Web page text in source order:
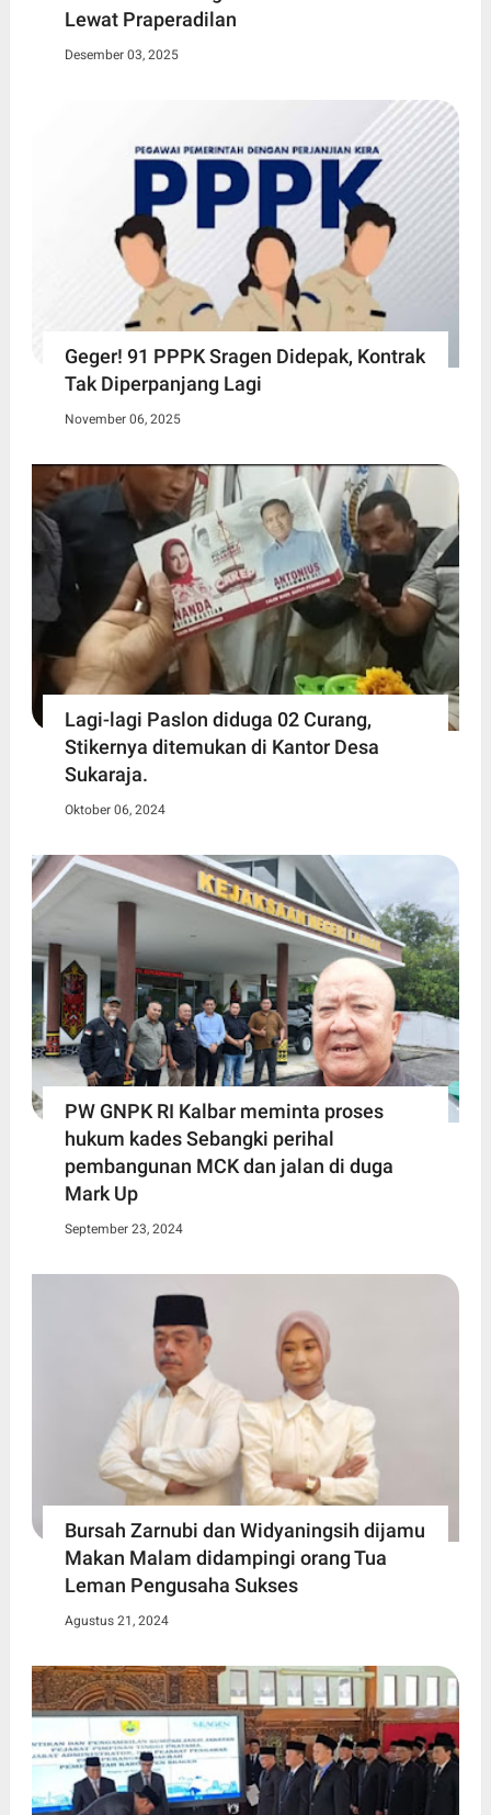
Lewat Praperadilan
Desember 03, 2025
Geger! 91 PPPK Sragen Didepak, Kontrak
Tak Diperpanjang Lagi
November 06, 2025
Lagi-lagi Paslon diduga 02 Curang,
Stikernya ditemukan di Kantor Desa
Sukaraja.
Oktober 06, 2024
PW GNPK RI Kalbar meminta proses
hukum kades Sebangki perihal
pembangunan MCK dan jalan di duga
Mark Up
September 23, 2024
Bursah Zarnubi dan Widyaningsih dijamu
Makan Malam didampingi orang Tua
Leman Pengusaha Sukses
Agustus 21, 2024